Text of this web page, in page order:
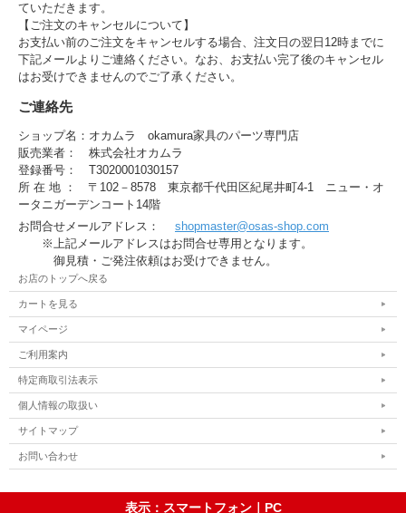
ていただきます。
【ご注文のキャンセルについて】
お支払い前のご注文をキャンセルする場合、注文日の翌日12時までに
下記メールよりご連絡ください。なお、お支払い完了後のキャンセル
はお受けできませんのでご了承ください。
ご連絡先
ショップ名：オカムラ okamura家具のパーツ専門店
販売業者： 株式会社オカムラ
登録番号： T3020001030157
所 在 地 ： 〒102－8578 東京都千代田区紀尾井町4-1 ニュー・オ
ータニガーデンコート14階
お問合せメールアドレス： shopmaster@osas-shop.com
※上記メールアドレスはお問合せ専用となります。
御見積・ご発注依頼はお受けできません。
お店のトップへ戻る
カートを見る
マイページ
ご利用案内
特定商取引法表示
個人情報の取扱い
サイトマップ
お問い合わせ
表示：スマートフォン｜ PC